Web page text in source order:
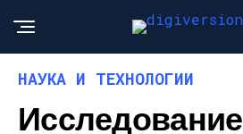
НАУКА И ТЕХНОЛОГИИ
Исследование